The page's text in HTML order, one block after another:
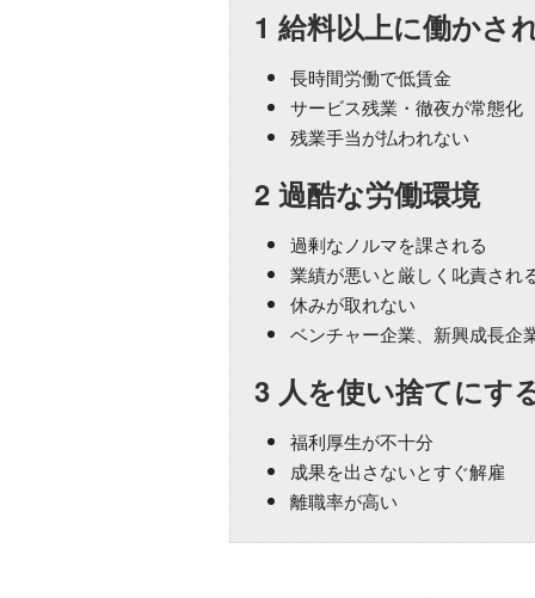
1 給料以上に働かさ
長時間労働で低賃金
サービス残業・徹夜が常態化
残業手当が払われない
2 過酷な労働環境
過剰なノルマを課される
業績が悪いと厳しく叱責され
休みが取れない
ベンチャー企業、新興成長企
3 人を使い捨てにす
福利厚生が不十分
成果を出さないとすぐ解雇
離職率が高い